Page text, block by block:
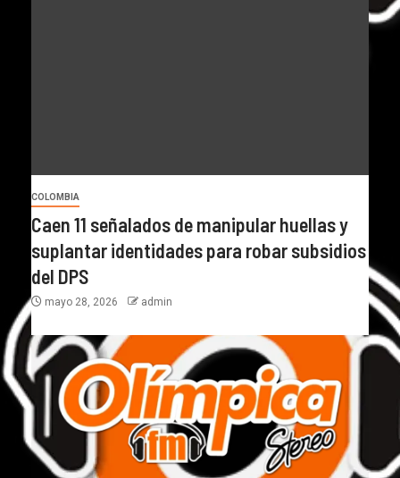
COLOMBIA
Caen 11 señalados de manipular huellas y
suplantar identidades para robar subsidios
del DPS
mayo 28, 2026 admin